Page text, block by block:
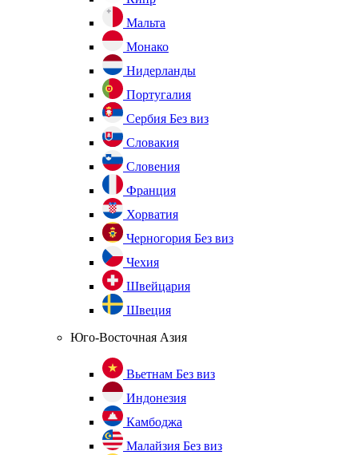
Мальта
Монако
Нидерланды
Португалия
Сербия Без виз
Словакия
Словения
Франция
Хорватия
Черногория Без виз
Чехия
Швейцария
Швеция
Юго-Восточная Азия
Вьетнам Без виз
Индонезия
Камбоджа
Малайзия Без виз